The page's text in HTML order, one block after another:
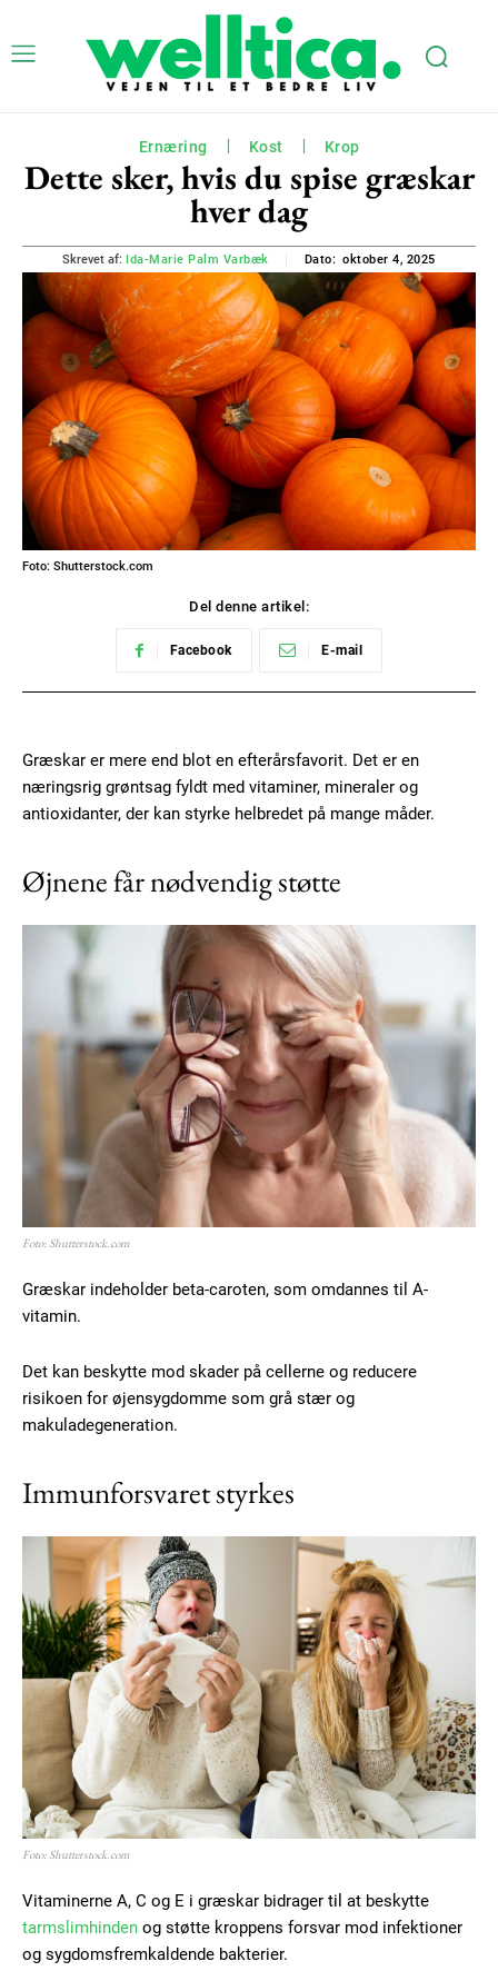
Ernæring Kost Krop
Dette sker, hvis du spise græskar
hver dag
Skrevet af: Ida-Marie Palm Varbæk Dato: oktober 4, 2025
Foto: Shutterstock.com
Del denne artikel:
Facebook E-mail
Græskar er mere end blot en efterårsfavorit. Det er en
næringsrig grøntsag fyldt med vitaminer, mineraler og
antioxidanter, der kan styrke helbredet på mange måder.
Øjnene får nødvendig støtte
Foto: Shutterstock.com
Græskar indeholder beta-caroten, som omdannes til A-
vitamin.
Det kan beskytte mod skader på cellerne og reducere
risikoen for øjensygdomme som grå stær og
makuladegeneration.
Immunforsvaret styrkes
Foto: Shutterstock.com
Vitaminerne A, C og E i græskar bidrager til at beskytte
tarmslimhinden og støtte kroppens forsvar mod infektioner
og sygdomsfremkaldende bakterier.